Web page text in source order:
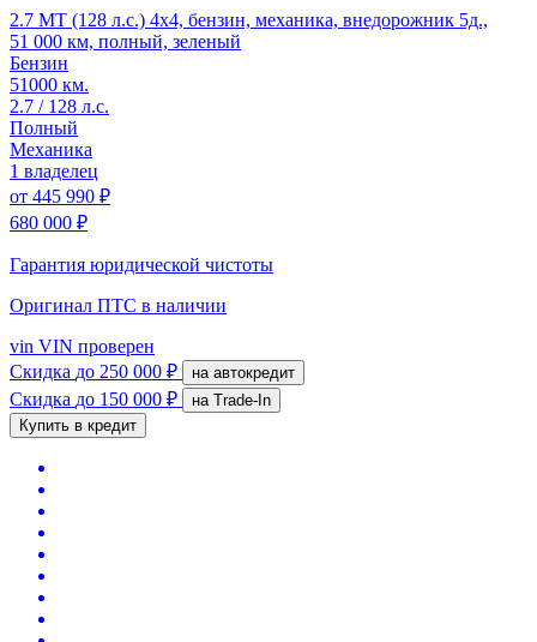
2.7 MT (128 л.с.) 4x4, бензин, механика, внедорожник 5д.,
51 000 км, полный, зеленый
Бензин
51000 км.
2.7 / 128 л.с.
Полный
Механика
1 владелец
от 445 990 ₽
680 000 ₽
Гарантия юридической чистоты
Оригинал ПТС в наличии
vin VIN проверен
Скидка до 250 000 ₽ на автокредит
Скидка до 150 000 ₽
на Trade-In
Купить в кредит